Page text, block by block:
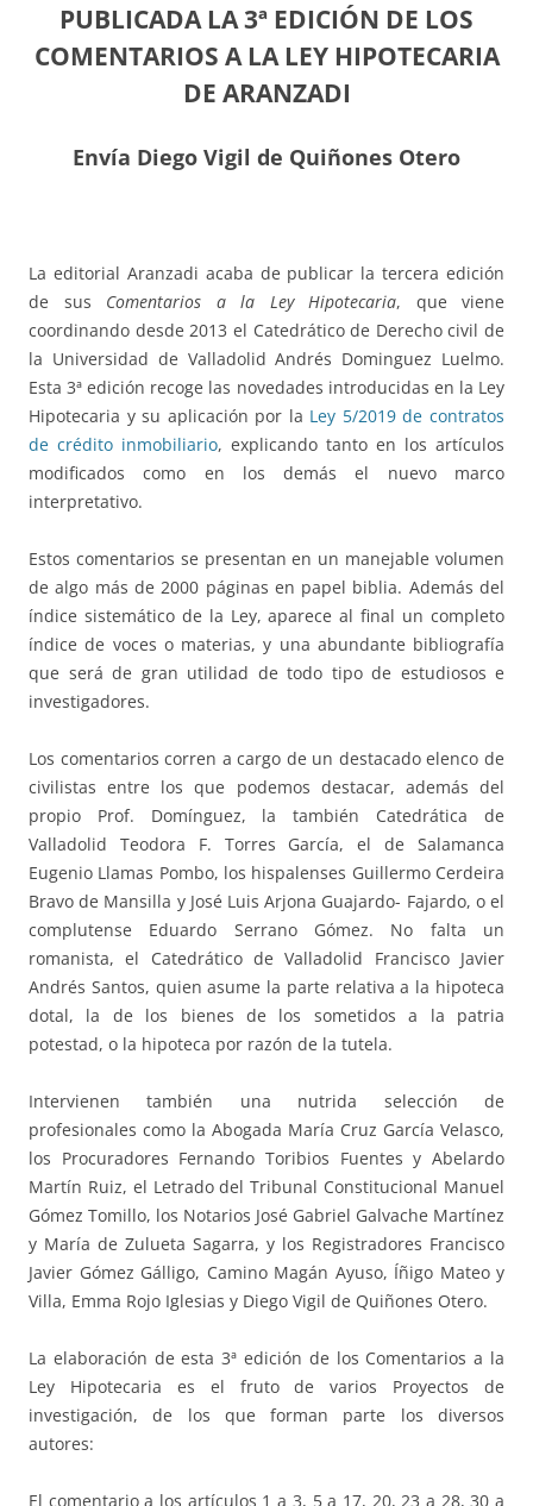
PUBLICADA LA 3ª EDICIÓN DE LOS
COMENTARIOS A LA LEY HIPOTECARIA
DE ARANZADI
Envía Diego Vigil de Quiñones Otero
La editorial Aranzadi acaba de publicar la tercera edición
de sus Comentarios a la Ley Hipotecaria, que viene
coordinando desde 2013 el Catedrático de Derecho civil de
la Universidad de Valladolid Andrés Dominguez Luelmo.
Esta 3ª edición recoge las novedades introducidas en la Ley
Hipotecaria y su aplicación por la Ley 5/2019 de contratos
de crédito inmobiliario, explicando tanto en los artículos
modificados como en los demás el nuevo marco
interpretativo.
Estos comentarios se presentan en un manejable volumen
de algo más de 2000 páginas en papel biblia. Además del
índice sistemático de la Ley, aparece al final un completo
índice de voces o materias, y una abundante bibliografía
que será de gran utilidad de todo tipo de estudiosos e
investigadores.
Los comentarios corren a cargo de un destacado elenco de
civilistas entre los que podemos destacar, además del
propio Prof. Domínguez, la también Catedrática de
Valladolid Teodora F. Torres García, el de Salamanca
Eugenio Llamas Pombo, los hispalenses Guillermo Cerdeira
Bravo de Mansilla y José Luis Arjona Guajardo- Fajardo, o el
complutense Eduardo Serrano Gómez. No falta un
romanista, el Catedrático de Valladolid Francisco Javier
Andrés Santos, quien asume la parte relativa a la hipoteca
dotal, la de los bienes de los sometidos a la patria
potestad, o la hipoteca por razón de la tutela.
Intervienen también una nutrida selección de
profesionales como la Abogada María Cruz García Velasco,
los Procuradores Fernando Toribios Fuentes y Abelardo
Martín Ruiz, el Letrado del Tribunal Constitucional Manuel
Gómez Tomillo, los Notarios José Gabriel Galvache Martínez
y María de Zulueta Sagarra, y los Registradores Francisco
Javier Gómez Gálligo, Camino Magán Ayuso, Íñigo Mateo y
Villa, Emma Rojo Iglesias y Diego Vigil de Quiñones Otero.
La elaboración de esta 3ª edición de los Comentarios a la
Ley Hipotecaria es el fruto de varios Proyectos de
investigación, de los que forman parte los diversos
autores:
El comentario a los artículos 1 a 3, 5 a 17, 20, 23 a 28, 30 a